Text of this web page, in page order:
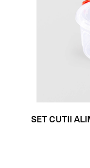
SET CUTII